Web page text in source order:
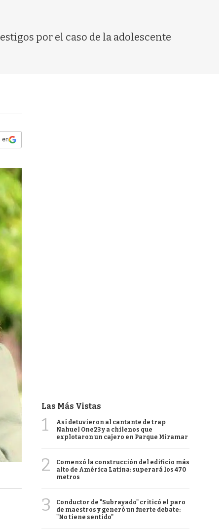
por el caso de la adolescente
en
Las Más Vistas
1
Así detuvieron al cantante de trap
Nahuel One23 y a chilenos que
explotaron un cajero en Parque Miramar
2
Comenzó la construcción del edificio más
alto de América Latina: superará los 470
metros
3
Conductor de "Subrayado" criticó el paro
de maestros y generó un fuerte debate:
"No tiene sentido"